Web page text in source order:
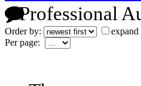
Professional
Order by:
expand
Per page: